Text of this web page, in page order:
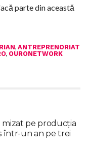
parte din această
, ANTREPRENORIAT
, OURONETWORK
pe producția
într-un an pe trei